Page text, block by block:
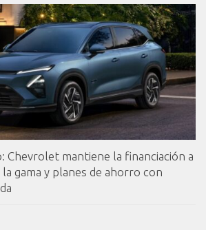
Chevrolet mantiene la financiación a
gama y planes de ahorro con